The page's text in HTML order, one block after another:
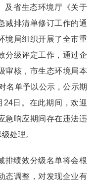
及省生态环境厅《关于
减排清单修订工作的通
境局组织开展了全市重
分级评定工作，通过企
审核，市生态环境局本
名单予以公示，公示期
日。在此期间，欢迎
急响应期间存在违法违
处理。
排绩效分级名单将会根
态调整，对发现企业有